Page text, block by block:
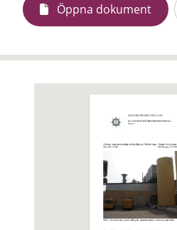
Öppna dokument